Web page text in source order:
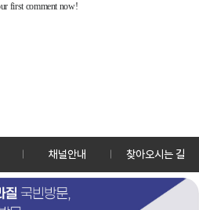
채널안내 찾아오시는 길
2청사로 13 한국정책방송원 KTV
204-8000